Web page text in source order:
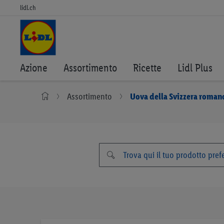
lidl.ch
Azione Assortimento Ricette Lidl Plus
Assortimento Uova della Svizzera